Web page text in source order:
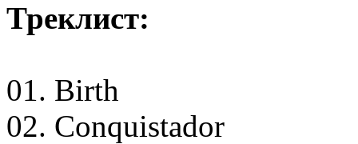
Треклист:
01. Birth
02. Conquistador